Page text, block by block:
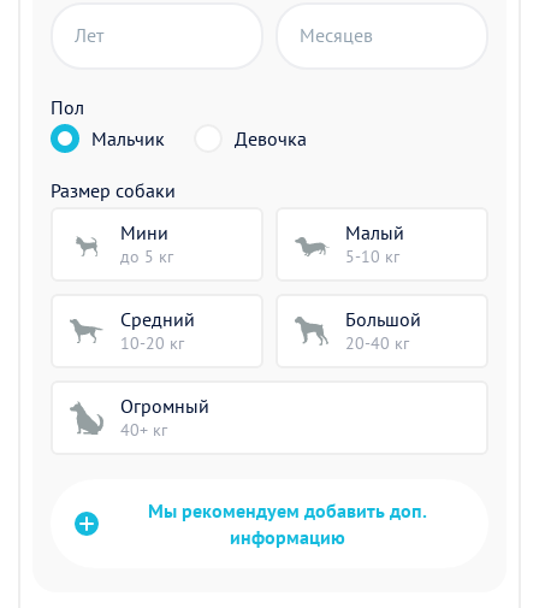
Лет Месяцев
Пол
Мальчик
Девочка
Размер собаки
Мини
до 5 кг
Малый
5-10 кг
Средний
10-20 кг
Большой
20-40 кг
Огромный
40+ кг
Мы рекомендуем добавить доп.
информацию